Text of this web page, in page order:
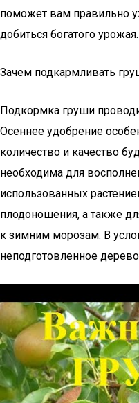
поможет вам правильно
добиться богатого урожая.
Зачем подкармливать
Подкормка груши
Осеннее удобрение
количество и качество
необходима для
использованных
плодоношения, а также
к зимним морозам. В
неподготовленное